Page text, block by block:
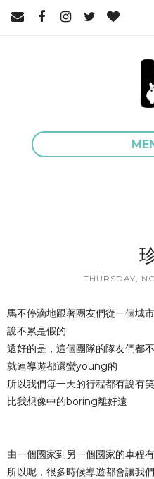
THURSDAY,
馬不停滴地跟著團友們從一個城
說不累是假的
還好的是，這個團隊的隊友們都
就連導遊都還蠻young的
所以我們每一天的行程都有說有笑
比我想像中的boring離好遠
由一個國家到另一個國家的車程
所以呢，很多時候導遊都會讓我